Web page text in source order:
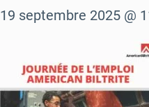
19 septembre 2025 @